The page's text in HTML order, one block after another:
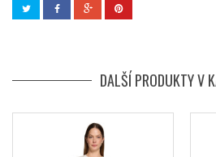
DALŠÍ PRODUKTY V